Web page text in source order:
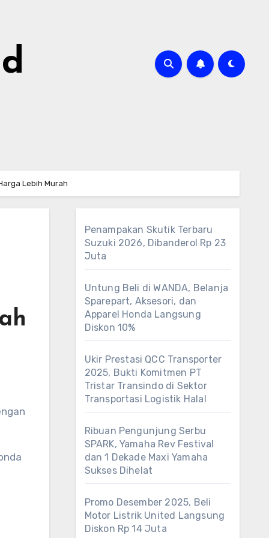
Lebih Murah
Penampakan Skutik Terbaru
Suzuki 2026, Dibanderol Rp 23
Juta
Untung Beli di WANDA, Belanja
Sparepart, Aksesori, dan
Apparel Honda Langsung
Diskon 10%
Ukir Prestasi QCC Transporter
2025, Bukti Komitmen PT
Tristar Transindo di Sektor
Transportasi Logistik Halal
Ribuan Pengunjung Serbu
SPARK, Yamaha Rev Festival
dan 1 Dekade Maxi Yamaha
Sukses Dihelat
Promo Desember 2025, Beli
Motor Listrik United Langsung
Diskon Rp 14 Juta